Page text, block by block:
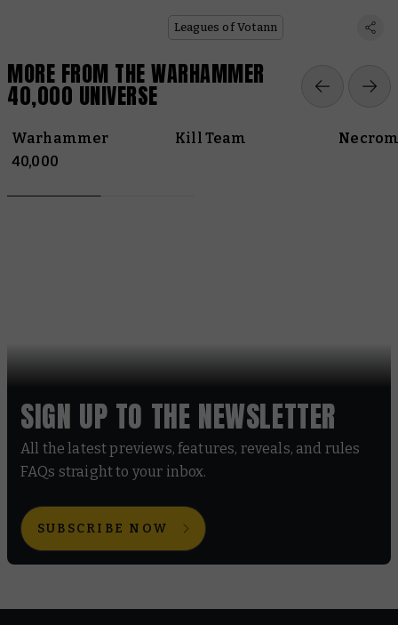
Leagues of Votann
MORE FROM THE WARHAMMER
40,000 UNIVERSE
Warhammer
40,000
Kill Team
SIGN UP TO THE NEWSLETTER
All the latest previews, features, reveals, and rules
FAQs straight to your inbox.
SUBSCRIBE NOW